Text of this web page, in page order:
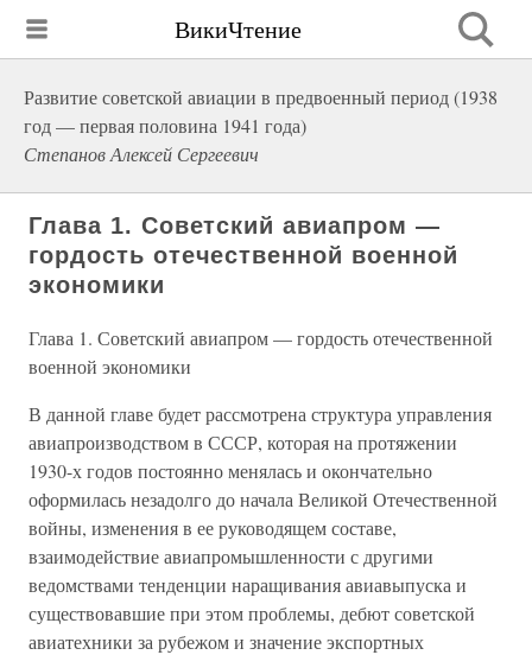
ВикиЧтение
Развитие советской авиации в предвоенный период (1938
год — первая половина 1941 года)
Степанов Алексей Сергеевич
Глава 1. Советский авиапром —
гордость отечественной военной
экономики
Глава 1. Советский авиапром — гордость отечественной
военной экономики
В данной главе будет рассмотрена структура управления
авиапроизводством в СССР, которая на протяжении
1930-х годов постоянно менялась и окончательно
оформилась незадолго до начала Великой Отечественной
войны, изменения в ее руководящем составе,
взаимодействие авиапромышленности с другими
ведомствами тенденции наращивания авиавыпуска и
существовавшие при этом проблемы, дебют советской
авиатехники за рубежом и значение экспортных